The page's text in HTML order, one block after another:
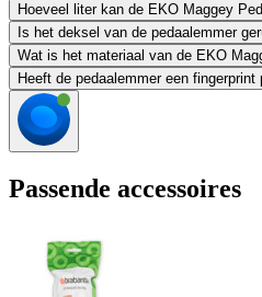
Hoeveel liter kan de EKO Maggey
Is het deksel van de pedaalemmer
Wat is het materiaal van de EKO
Heeft de pedaalemmer een fingerprint
Passende accessoires